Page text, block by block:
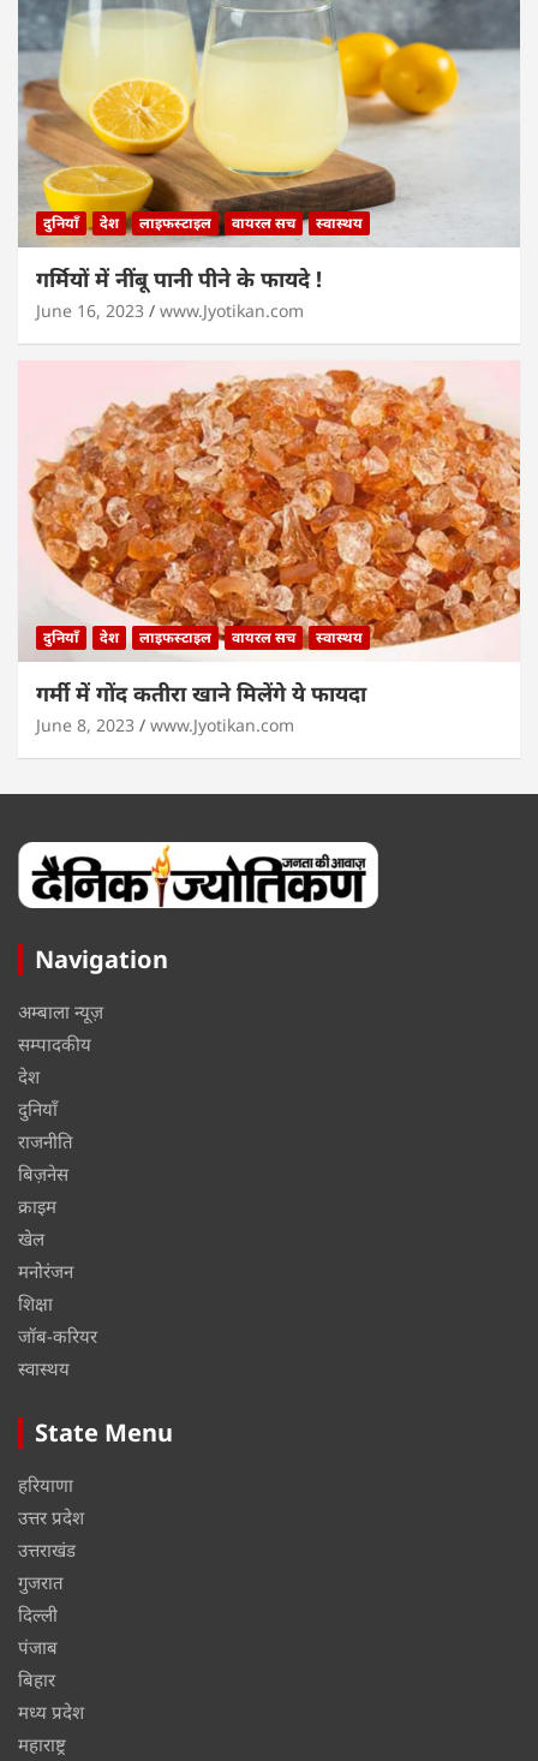
दुनियाँ देश लाइफस्टाइल वायरल सच स्वास्थय
गर्मियों में नींबू पानी पीने के फायदे !
June 16, 2023 www.Jyotikan.com
दुनियाँ देश लाइफस्टाइल वायरल सच स्वास्थय
गर्मी में गोंद कतीरा खाने मिलेंगे ये फायदा
June 8, 2023 www.Jyotikan.com
Navigation
अम्बाला न्यूज़
सम्पादकीय
देश
दुनियाँ
राजनीति
बिज़नेस
क्राइम
खेल
मनोरंजन
शिक्षा
जॉब-करियर
स्वास्थय
State Menu
हरियाणा
उत्तर प्रदेश
उत्तराखंड
गुजरात
दिल्ली
पंजाब
बिहार
मध्य प्रदेश
महाराष्ट्र